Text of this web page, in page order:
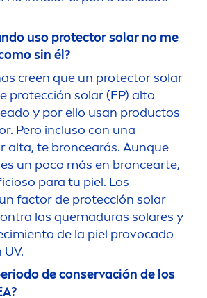
uso protector solar no me
sin él?
creen que un protector solar
protección solar (FP) alto
y por ello usan productos
Pero incluso con una
alta, te broncearás. Aunque
un poco más en broncearte,
para tu piel. Los
factor de protección solar
las quemaduras solares y
de la piel provocado
de conservación de los
?